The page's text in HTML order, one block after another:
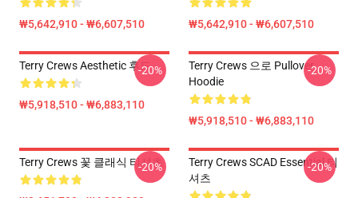
₩5,642,910 - ₩6,607,510 ₩5,642,910 - ₩6,607,510
Terry Crews Aesthetic 후드
₩5,918,510 - ₩6,883,110
-20%
Terry Crews 으로 Pullover
Hoodie
₩5,918,510 - ₩6,883,110
-20%
Terry Crews 꽃 클래식 티셔츠
-20%
Terry Crews SCAD Essential 티
셔츠
-20%